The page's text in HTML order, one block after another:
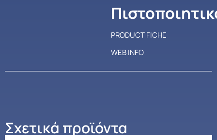
PRODUCT FICHE
WEB INFO
Σχετικά προϊόντα